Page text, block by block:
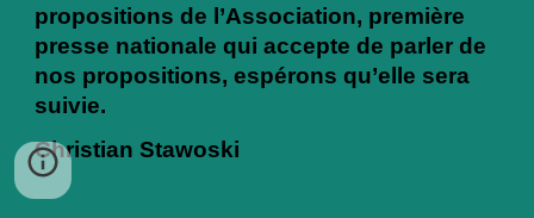
propositions de l’Association, première
presse nationale qui accepte de parler de
nos propositions, espérons qu’elle sera
suivie.
Christian Stawoski